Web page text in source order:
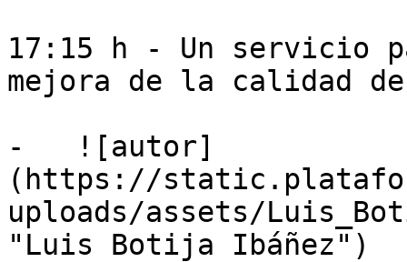
17:15 h - Un servicio
mejora de la calidad de
-   ![autor]
(https://
uploads/assets/
"Luis Botija Ibáñez")